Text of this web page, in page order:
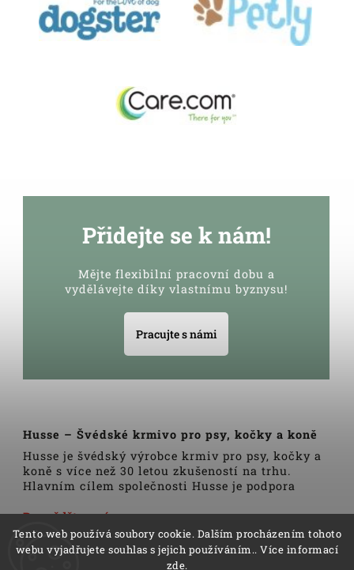
Tento web používá soubory cookie. Dalším procházením tohoto
webu vyjadřujete souhlas s jejich používáním.. Více informací
zde.
Přidejte se k nám!
Mějte flexibilní pracovní dobu a
vydělávejte díky vlastnímu byznysu!
Pracujte s námi
Husse – Švédské krmivo pro psy, kočky a koně
Husse je švédský výrobce krmiv pro psy, kočky a
koně s více než 30 letou zkušeností na trhu.
Hlavním cílem společnosti Husse je podpora
Veškerá krmiva, pamlsky a doplňky Husse jsou
vyrobeny pouze z nejkvalitnějších a pečlivě
vybraných surovin. Všechny produkty se vyrábí
podle tradičních skandinávských receptur a
Dozvědět se více